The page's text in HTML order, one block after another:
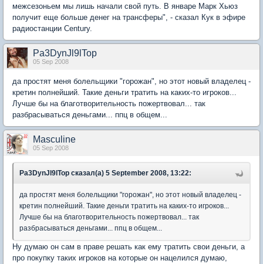
межсезоньем мы лишь начали свой путь. В январе Марк Хьюз
получит еще больше денег на трансферы", - сказал Кук в эфире
радиостанции Century.
Pa3DynJl9lTop
05 Sep 2008
да простят меня болельщики "горожан", но этот новый владелец -
кретин полнейший. Такие деньги тратить на каких-то игроков...
Лучше бы на благотворительность пожертвовал... так
разбрасываться деньгами... ппц в общем...
Masculine
05 Sep 2008
Pa3DynJl9lTop сказал(а) 5 September 2008, 13:22:
да простят меня болельщики "горожан", но этот новый владелец -
кретин полнейший. Такие деньги тратить на каких-то игроков...
Лучше бы на благотворительность пожертвовал... так
разбрасываться деньгами... ппц в общем...
Ну думаю он сам в праве решать как ему тратить свои деньги, а
про покупку таких игроков на которые он нацелился думаю,